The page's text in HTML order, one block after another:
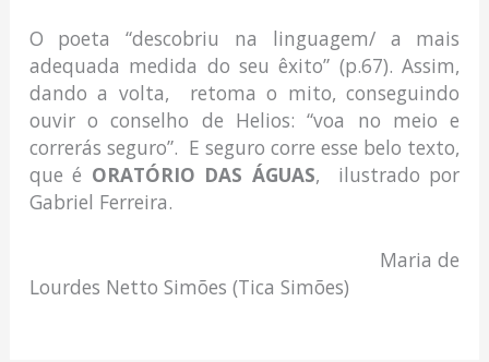
O poeta “descobriu na linguagem/ a mais
adequada medida do seu êxito” (p.67). Assim,
dando a volta, retoma o mito, conseguindo
ouvir o conselho de Helios: “voa no meio e
correrás seguro”. E seguro corre esse belo texto,
que é ORATÓRIO DAS ÁGUAS, ilustrado por
Gabriel Ferreira.
Maria de
Lourdes Netto Simões (Tica Simões)